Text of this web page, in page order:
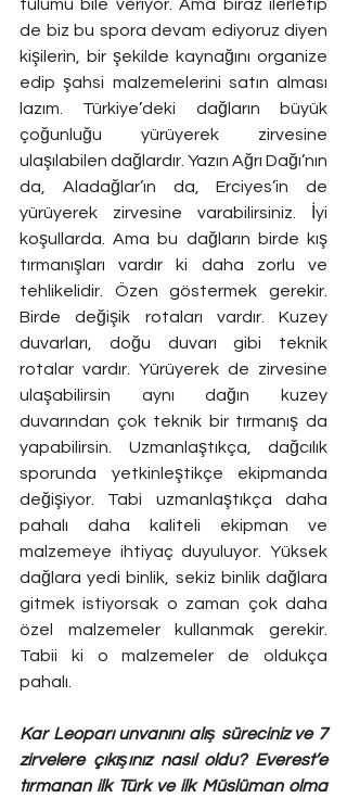
tulumu bile veriyor. Ama biraz ilerletip
de biz bu spora devam ediyoruz diyen
kişilerin, bir şekilde kaynağını organize
edip şahsi malzemelerini satın alması
lazım. Türkiye’deki dağların büyük
çoğunluğu yürüyerek zirvesine
ulaşılabilen dağlardır. Yazın Ağrı Dağı’nın
da, Aladağlar’ın da, Erciyes’in de
yürüyerek zirvesine varabilirsiniz. İyi
koşullarda. Ama bu dağların birde kış
tırmanışları vardır ki daha zorlu ve
tehlikelidir. Özen göstermek gerekir.
Birde değişik rotaları vardır. Kuzey
duvarları, doğu duvarı gibi teknik
rotalar vardır. Yürüyerek de zirvesine
ulaşabilirsin aynı dağın kuzey
duvarından çok teknik bir tırmanış da
yapabilirsin. Uzmanlaştıkça, dağcılık
sporunda yetkinleştikçe ekipmanda
değişiyor. Tabi uzmanlaştıkça daha
pahalı daha kaliteli ekipman ve
malzemeye ihtiyaç duyuluyor. Yüksek
dağlara yedi binlik, sekiz binlik dağlara
gitmek istiyorsak o zaman çok daha
özel malzemeler kullanmak gerekir.
Tabii ki o malzemeler de oldukça
pahalı.
Kar Leoparı unvanını alış süreciniz ve 7
zirvelere çıkışınız nasıl oldu? Everest’e
tırmanan ilk Türk ve ilk Müslüman olma